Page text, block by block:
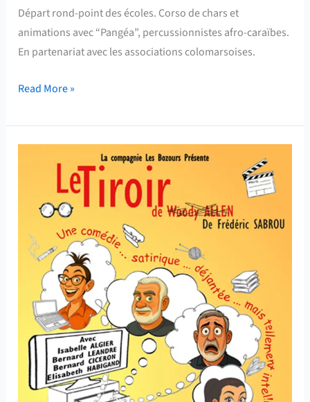
Départ rond-point des écoles. Corso de chars et
animations avec “Pangéa”, percussionnistes afro-caraïbes.
En partenariat avec les associations colomarsoises.
Read More »
Tiroir”
Woody
Vendredi
mars
2026